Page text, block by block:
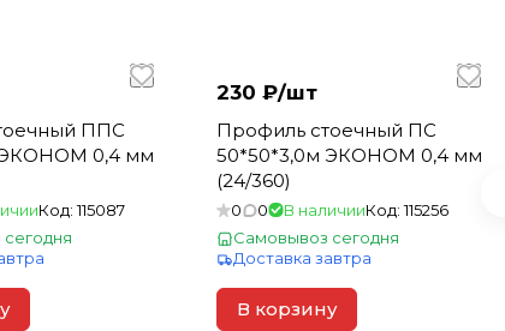
ППС
ЭКОНОМ 0,4 мм
Код:115087
230 ₽/шт
Профиль стоечный ПС
50*50*3,0м ЭКОНОМ 0,4 мм
(24/360)
0 0 В наличииКод:115256
Самовывоз сегодня
Доставка завтра
В корзину